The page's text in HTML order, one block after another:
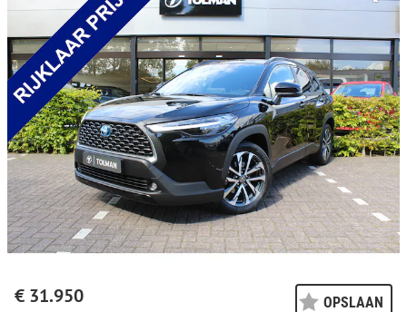
€ 31.950 OPSLAAN